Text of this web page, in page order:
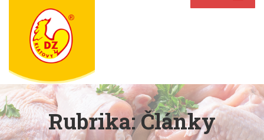
Rubrika:Články